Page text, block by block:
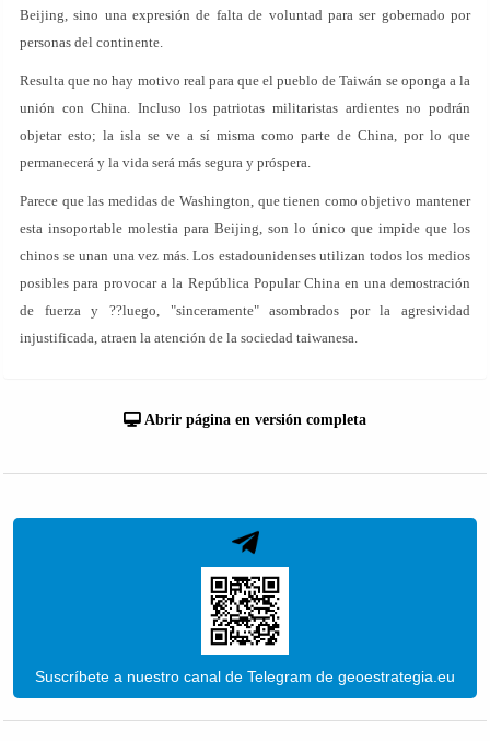
Beijing, sino una expresión de falta de voluntad para ser gobernado por
personas del continente.
Resulta que no hay motivo real para que el pueblo de Taiwán se oponga a la
unión con China. Incluso los patriotas militaristas ardientes no podrán
objetar esto; la isla se ve a sí misma como parte de China, por lo que
permanecerá y la vida será más segura y próspera.
Parece que las medidas de Washington, que tienen como objetivo mantener
esta insoportable molestia para Beijing, son lo único que impide que los
chinos se unan una vez más. Los estadounidenses utilizan todos los medios
posibles para provocar a la República Popular China en una demostración
de fuerza y ??luego, "sinceramente" asombrados por la agresividad
injustificada, atraen la atención de la sociedad taiwanesa.
Abrir página en versión completa
Suscríbete a nuestro canal de Telegram de geoestrategia.eu